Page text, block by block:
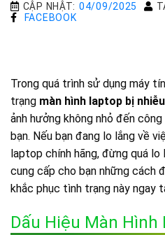
CẬP NHẬT: 04/09/2025
FACEBOOK
Trong quá trình sử dụng máy
trạng màn hình laptop bị nhiễu
ảnh hưởng không nhỏ đến
bạn. Nếu bạn đang lo lắng về
laptop chính hãng, đừng quá
cung cấp cho bạn những cách
khắc phục tình trạng này ngay
Dấu Hiệu Màn Hình